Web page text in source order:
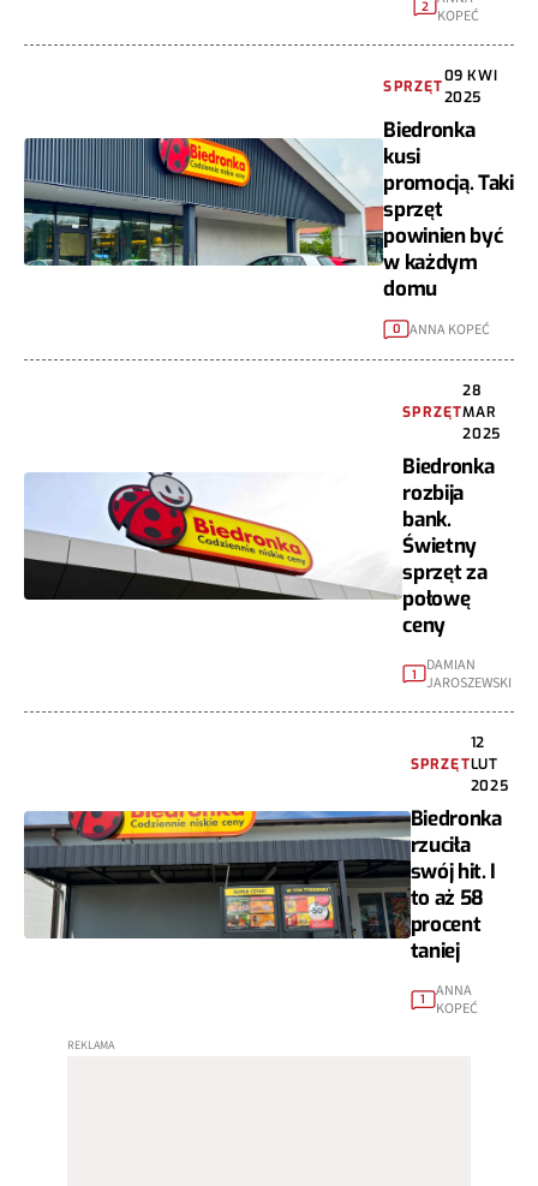
2
KOPEĆ
SPRZĘT
09 KWI
2025
Biedronka
kusi
promocją. Taki
sprzęt
powinien być
w każdym
domu
0 ANNA KOPEĆ
SPRZĘT
28
MAR
2025
Biedronka
rozbija
bank.
Świetny
sprzęt za
połowę
ceny
1
DAMIAN
JAROSZEWSKI
SPRZĘT
12
LUT
2025
Biedronka
rzuciła
swój hit. I
to aż 58
procent
taniej
1
ANNA
KOPEĆ